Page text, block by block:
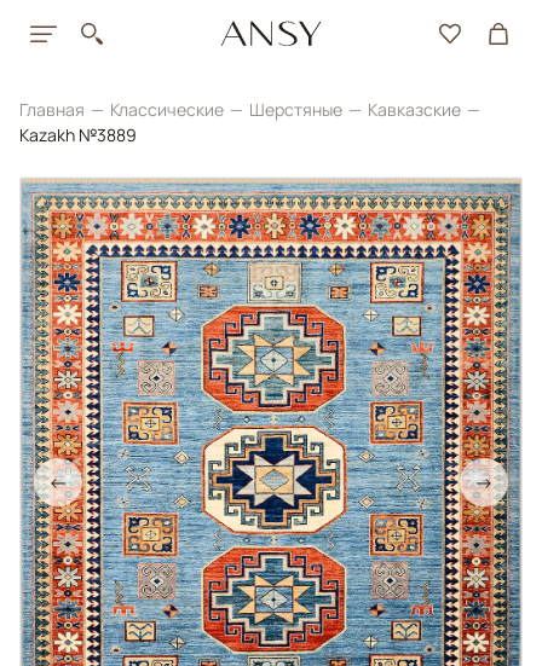
Главная Классические Шерстяные
Кавказские
Kazakh №3889
← →